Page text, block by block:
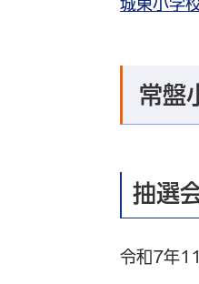
城東小学
常盤
抽選
令和7年